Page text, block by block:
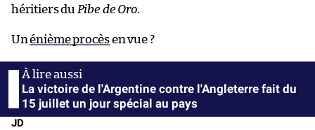
héritiers du Pibe de Oro.
Unénième procèsen vue ?
La victoire de l'Argentine contre l'Angleterre fait du
15 juillet un jour spécial au pays
JD